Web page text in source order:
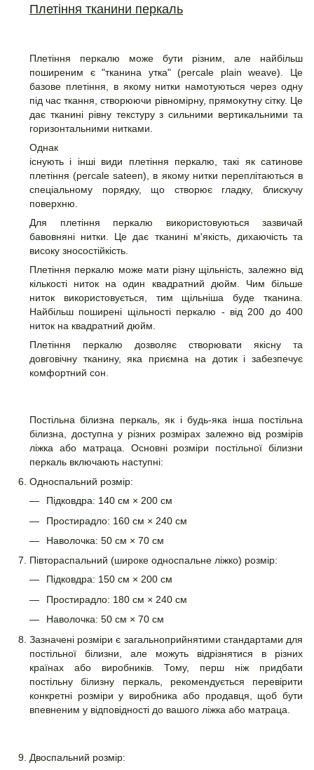
Плетіння тканини перкаль
Плетіння перкалю може бути різним, але найбільш
поширеним є "тканина утка" (percale plain weave). Це
базове плетіння, в якому нитки намотуються через одну
під час ткання, створюючи рівномірну, прямокутну сітку. Це
дає тканині рівну текстуру з сильними вертикальними та
горизонтальними нитками.
Однак
існують і інші види плетіння перкалю, такі як сатинове
плетіння (percale sateen), в якому нитки переплітаються в
спеціальному порядку, що створює гладку, блискучу
поверхню.
Для плетіння перкалю використовуються зазвичай
бавовняні нитки. Це дає тканині м'якість, дихаючість та
високу зносостійкість.
Плетіння перкалю може мати різну щільність, залежно від
кількості ниток на один квадратний дюйм. Чим більше
ниток використовується, тим щільніша буде тканина.
Найбільш поширені щільності перкалю - від 200 до 400
ниток на квадратний дюйм.
Плетіння перкалю дозволяє створювати якісну та
довговічну тканину, яка приємна на дотик і забезпечує
комфортний сон.
Постільна білизна перкаль, як і будь-яка інша постільна
білизна, доступна у різних розмірах залежно від розмірів
ліжка або матраца. Основні розміри постільної білизни
перкаль включають наступні:
Односпальний розмір:
Підковдра: 140 см × 200 см
Простирадло: 160 см × 240 см
Наволочка: 50 см × 70 см
Півтораспальний (широке односпальне ліжко) розмір:
Підковдра: 150 см × 200 см
Простирадло: 180 см × 240 см
Наволочка: 50 см × 70 см
Зазначені розміри є загальноприйнятими стандартами для
постільної білизни, але можуть відрізнятися в різних
країнах або виробників. Тому, перш ніж придбати
постільну білизну перкаль, рекомендується перевірити
конкретні розміри у виробника або продавця, щоб бути
впевненим у відповідності до вашого ліжка або матраца.
Двоспальний розмір: